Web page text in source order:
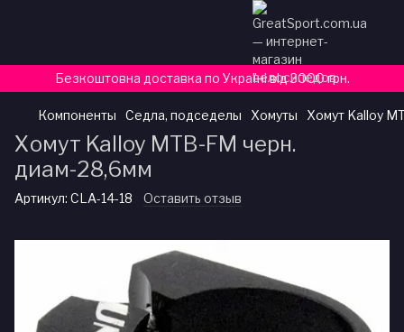
Безкоштовна доставка по Україні від 3000 грн.
Компоненты Седла, подседелы Хомуты Хомут Kalloy
Хомут Kalloy MTB-FM черн.
диам-28,6мм
Артикул: CLA-14-18 Оставить отзыв